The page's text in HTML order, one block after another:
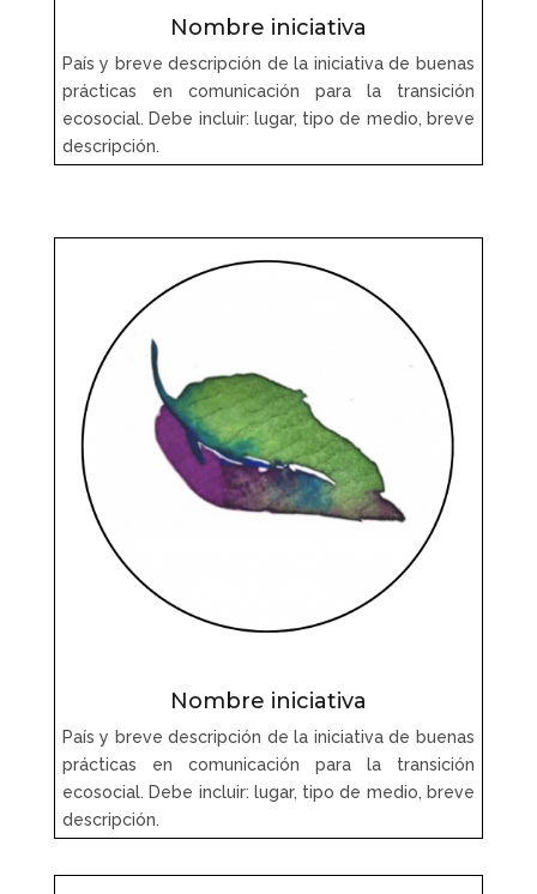
Nombre iniciativa
País y breve descripción de la iniciativa de buenas
prácticas en comunicación para la transición
ecosocial. Debe incluir: lugar, tipo de medio, breve
descripción.
Nombre iniciativa
País y breve descripción de la iniciativa de buenas
prácticas en comunicación para la transición
ecosocial. Debe incluir: lugar, tipo de medio, breve
descripción.